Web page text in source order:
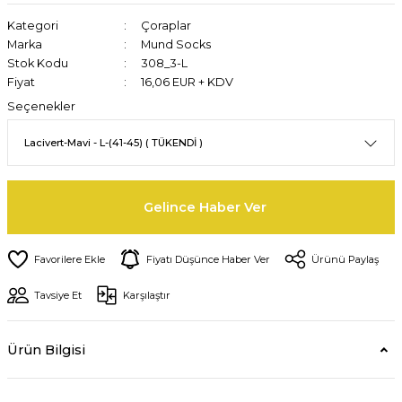
Kategori
Çoraplar
Marka
Mund Socks
Stok Kodu
308_3-L
Fiyat
16,06 EUR + KDV
Seçenekler
Gelince Haber Ver
Fiyatı Düşünce Haber Ver Ürünü Paylaş
Tavsiye Et Karşılaştır
Ürün Bilgisi